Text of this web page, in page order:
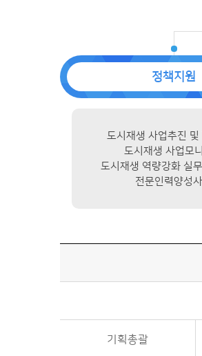
정책지원
도시재생 사업추진 및
도시재생 사업모
도시재생 역량강화 실
전문인력양성
기획총괄